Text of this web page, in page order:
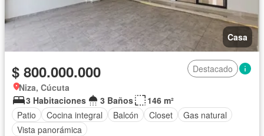
Casa
$ 800.000.000
Destacado
Niza, Cúcuta
3 Habitaciones
3 Baños
146 m²
Patio
Cocina integral Balcón Closet
Gas natural
Vista panorámica